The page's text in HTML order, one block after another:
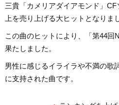
三貴「カメリアダイアモンド」
上を売り上げる大ヒットとなりま
この曲のヒットにより、「第44回
果たしました。
男性に感じるイライラや不満の歌
に支持された曲です。